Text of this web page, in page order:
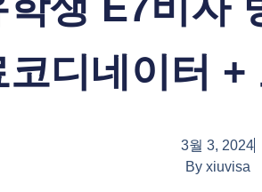
코디네이터 +
3월 3, 2024
Byxiuvisa